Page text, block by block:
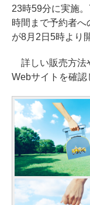
23時59分に実施
時間まで予約者へ
が8月2日5時より
詳しい販売方法
Webサイトを確認